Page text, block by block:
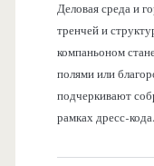
Деловая среда и
тренчей и
компаньоном
полями или
подчеркивают
рамках дресс-кода.